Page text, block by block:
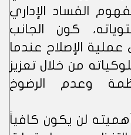
الفساد الإداري
كون الجانب
الإصلاح عندما
من خلال تعزيز
وعدم الرضوخ
لن يكون كافياً